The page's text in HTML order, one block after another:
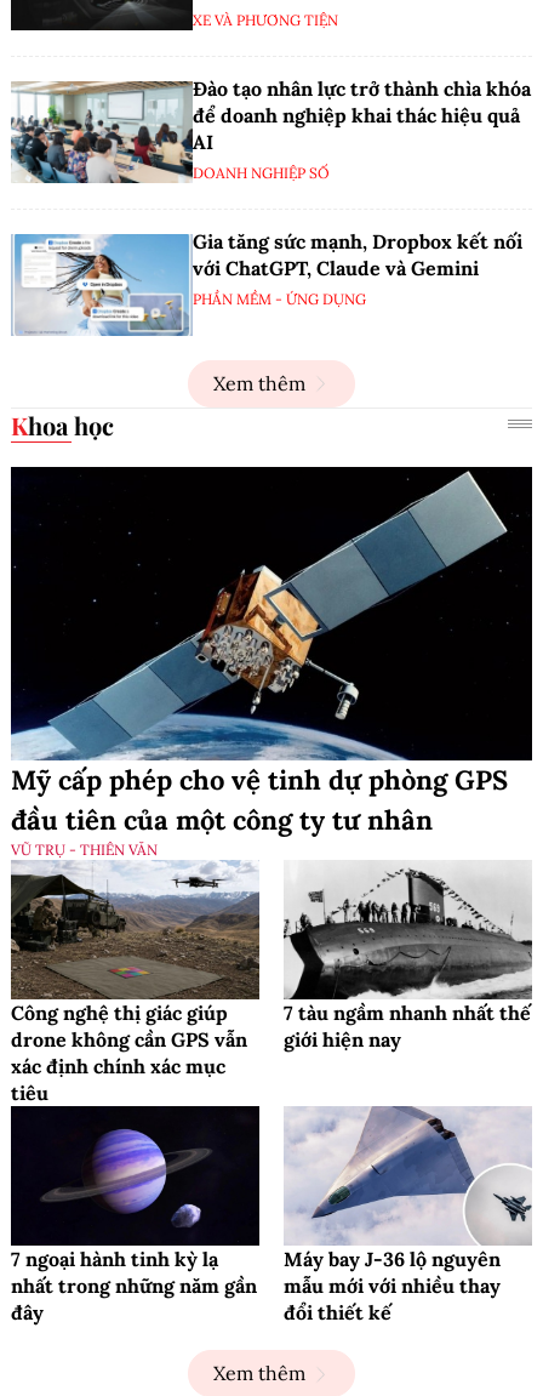
XE VÀ PHƯƠNG TIỆN
Đào tạo nhân lực trở thành chìa khóa
để doanh nghiệp khai thác hiệu quả
AI
DOANH NGHIỆP SỐ
Gia tăng sức mạnh, Dropbox kết nối
với ChatGPT, Claude và Gemini
PHẦN MỀM - ỨNG DỤNG
Xem thêm
Khoa học
Mỹ cấp phép cho vệ tinh dự phòng GPS
đầu tiên của một công ty tư nhân
VŨ TRỤ - THIÊN VĂN
Công nghệ thị giác giúp
drone không cần GPS vẫn
xác định chính xác mục
tiêu
7 tàu ngầm nhanh nhất thế
giới hiện nay
7 ngoại hành tinh kỳ lạ
nhất trong những năm gần
đây
Máy bay J-36 lộ nguyên
mẫu mới với nhiều thay
đổi thiết kế
Xem thêm